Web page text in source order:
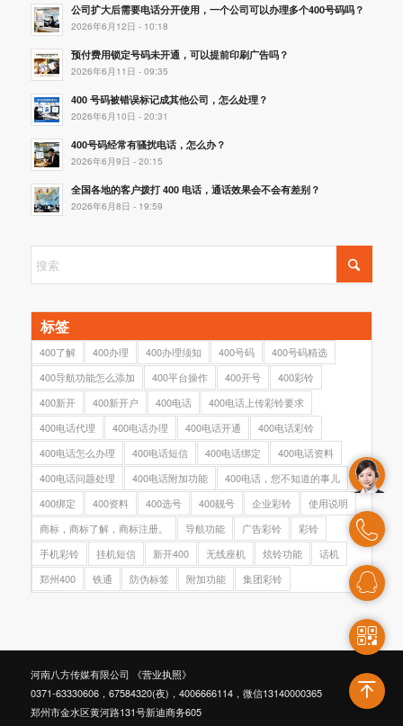
公司扩大后需要电话分开使用，一个公司可以办理多个400号码吗？
2026年6月12日 - 10:18
预付费用锁定号码未开通，可以提前印刷广告吗？
2026年6月11日 - 09:35
400 号码被错误标记成其他公司，怎么处理？
2026年6月10日 - 20:31
400号码经常有骚扰电话，怎么办？
2026年6月9日 - 20:15
全国各地的客户拨打 400 电话，通话效果会不会有差别？
2026年6月8日 - 19:59
标签
400了解 400办理 400办理须知 400号码
400号码精选
400导航功能怎么添加
400平台操作 400开号
400彩铃
400新开
400新开户 400电话
400电话上传彩铃要求
400电话代理
400电话办理 400电话开通
400电话彩铃
400电话怎么办理
400电话短信 400电话绑定
400电话资料
400电话问题处理
400电话附加功能
400电话，您不知道的事儿
400绑定
400资料 400选号 400靓号 企业彩铃
使用说明
商标，商标了解，商标注册。
导航功能 广告彩铃
彩铃
手机彩铃
挂机短信 新开400 无线座机 炫铃功能
话机
郑州400
铁通 防伪标签 附加功能 集团彩铃
河南八方传媒有限公司
《营业执照》
0371-63330606，67584320(夜)，4006666114，微信13140000365
郑州市金水区黄河路131号新迪商务605